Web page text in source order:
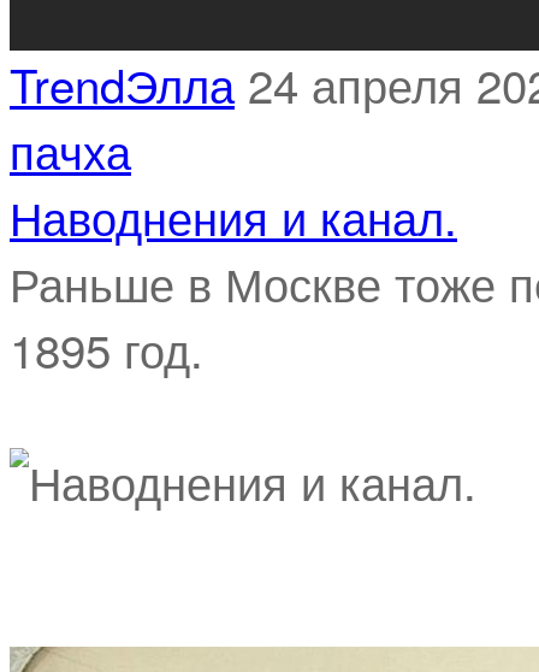
TrendЭлла 24 апреля
пачха
Наводнения и канал.
Раньше в Москве тоже
1895 год.